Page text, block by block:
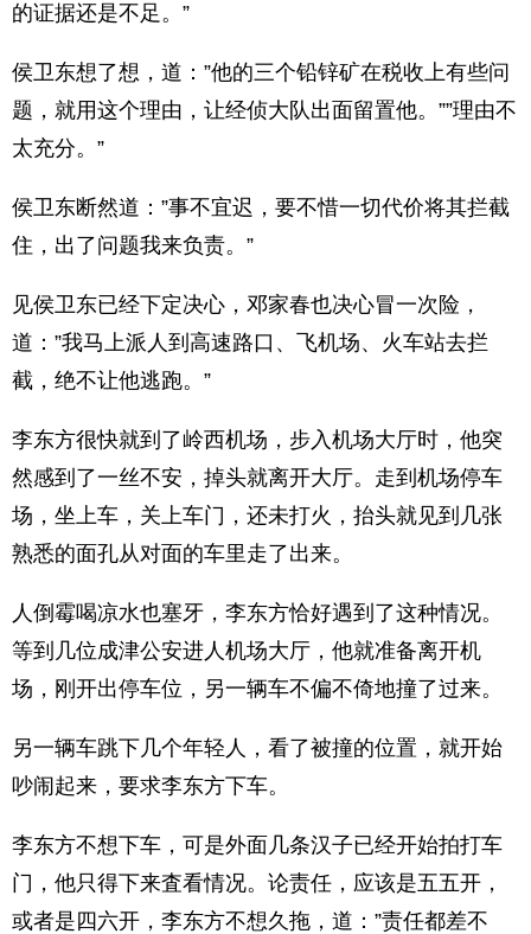
的证据还是不足。”
侯卫东想了想，道：”他的三个铅锌矿在税收上有些问
题，就用这个理由，让经侦大队出面留置他。””理由不
太充分。”
侯卫东断然道：”事不宜迟，要不惜一切代价将其拦截
住，出了问题我来负责。”
见侯卫东已经下定决心，邓家春也决心冒一次险，
道：”我马上派人到高速路口、飞机场、火车站去拦
截，绝不让他逃跑。”
李东方很快就到了岭西机场，步入机场大厅时，他突
然感到了一丝不安，掉头就离开大厅。走到机场停车
场，坐上车，关上车门，还未打火，抬头就见到几张
熟悉的面孔从对面的车里走了出来。
人倒霉喝凉水也塞牙，李东方恰好遇到了这种情况。
等到几位成津公安进人机场大厅，他就准备离开机
场，刚开出停车位，另一辆车不偏不倚地撞了过来。
另一辆车跳下几个年轻人，看了被撞的位置，就开始
吵闹起来，要求李东方下车。
李东方不想下车，可是外面几条汉子已经开始拍打车
门，他只得下来査看情况。论责任，应该是五五开，
或者是四六开，李东方不想久拖，道：”责任都差不